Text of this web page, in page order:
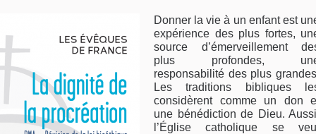
Donner la vie à un enfant est
expérience des plus fortes,
source d’émerveillement
plus profondes,
responsabilité des plus
Les traditions bibliques
considèrent comme un don
une bénédiction de Dieu.
l’Église catholique se